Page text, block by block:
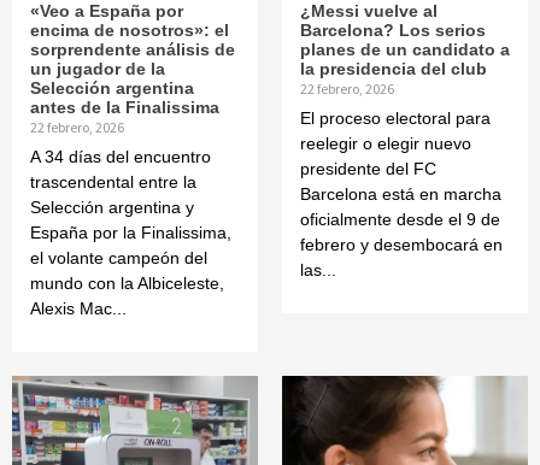
«Veo a España por
encima de nosotros»: el
sorprendente análisis de
un jugador de la
Selección argentina
antes de la Finalissima
22 febrero, 2026
A 34 días del encuentro
trascendental entre la
Selección argentina y
España por la Finalissima,
el volante campeón del
mundo con la Albiceleste,
Alexis Mac...
¿Messi vuelve al
Barcelona? Los serios
planes de un candidato a
la presidencia del club
22 febrero, 2026
El proceso electoral para
reelegir o elegir nuevo
presidente del FC
Barcelona está en marcha
oficialmente desde el 9 de
febrero y desembocará en
las...